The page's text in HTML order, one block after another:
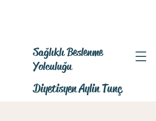
Sağlıklı Beslenme
Yolculuğu
Diyetisyen Aylin Tunç